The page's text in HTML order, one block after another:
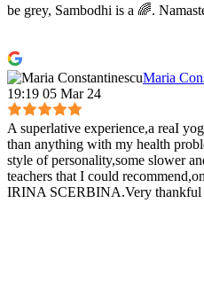
be grey, Sambodhi is a 🌈.
Maria
19:19 05 Mar 24
A superlative experience,a reaI
than anything with my health
style of personality,some slower
teachers that I could
IRINA SCERBINA.Very thankful